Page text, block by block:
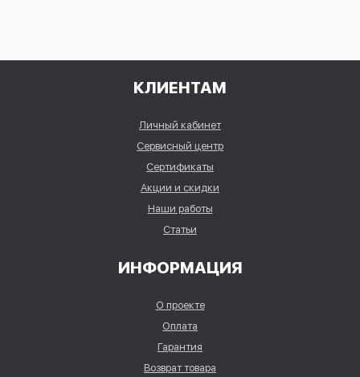
КЛИЕНТАМ
Личный кабинет
Сервисный центр
Сертификаты
Акции и скидки
Наши работы
Статьи
ИНФОРМАЦИЯ
О проекте
Оплата
Гарантия
Возврат товара